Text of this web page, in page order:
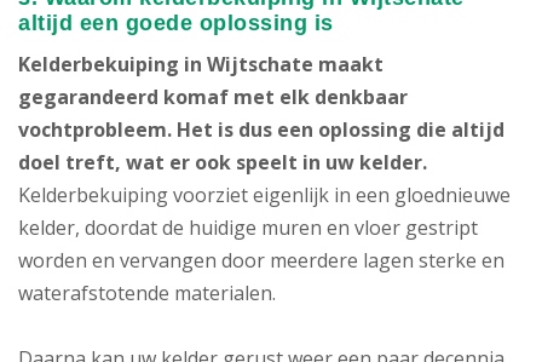
altijd een goede oplossing is
Kelderbekuiping in Wijtschate maakt
gegarandeerd komaf met elk denkbaar
vochtprobleem. Het is dus een oplossing die altijd
doel treft, wat er ook speelt in uw kelder.
Kelderbekuiping voorziet eigenlijk in een gloednieuwe
kelder, doordat de huidige muren en vloer gestript
worden en vervangen door meerdere lagen sterke en
waterafstotende materialen.